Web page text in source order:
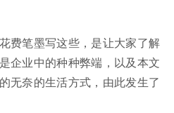
费笔墨写这些，是让大家了解
企业中的种种弊端，以及本文
无奈的生活方式，由此发生了